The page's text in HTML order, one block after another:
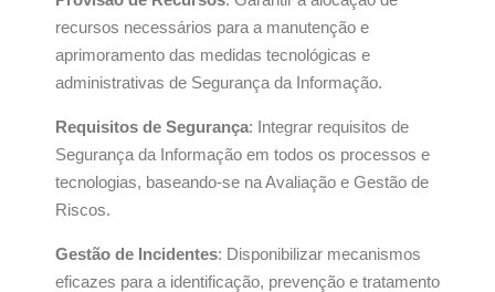
recursos necessários para a manutenção e
aprimoramento das medidas tecnológicas e
administrativas de Segurança da Informação.
Requisitos de Segurança: Integrar requisitos de
Segurança da Informação em todos os processos e
tecnologias, baseando-se na Avaliação e Gestão de
Riscos.
Gestão de Incidentes: Disponibilizar mecanismos
eficazes para a identificação, prevenção e tratamento